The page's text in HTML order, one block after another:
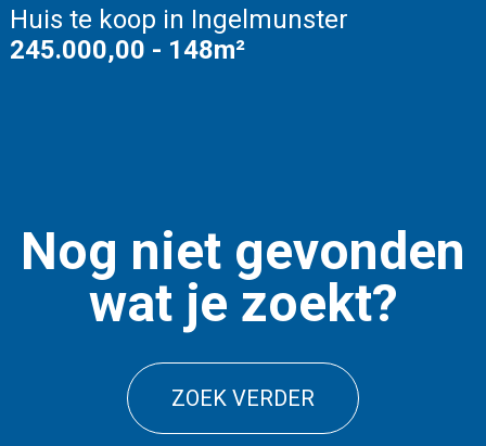
Huis te koop in Ingelmunster
245.000,00 - 148m²
Nog niet gevonden
wat je zoekt?
ZOEK VERDER